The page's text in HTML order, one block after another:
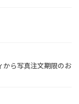
から写真注文期限のお